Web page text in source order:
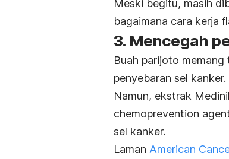
Meski begitu, masih
bagaimana cara kerja
3. Mencegah
Buah parijoto
penyebaran sel kanker.
Namun, ekstrak
chemoprevention
sel kanker.
Laman American